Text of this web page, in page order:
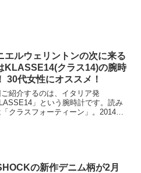
エルウェリントンの次に来る
KLASSE14(クラス14)の腕時
30代女性にオススメ！
紹介するのは、イタリア発
」という腕時計です。読み
クラスフォーティーン」。2014年
の新作デニム柄が2月